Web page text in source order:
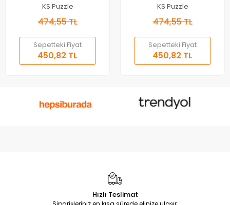
KS Puzzle
474,55 TL
Sepetteki Fiyat
450,82 TL
KS Puzzle
474,55 TL
Sepetteki Fiyat
450,82 TL
Hızlı Teslimat